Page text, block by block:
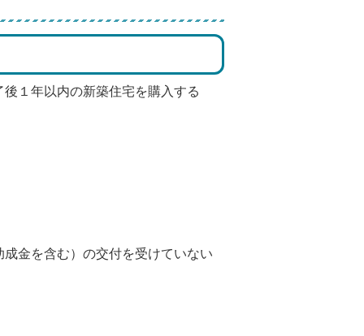
１年以内の新築住宅を購入する
金を含む）の交付を受けていない